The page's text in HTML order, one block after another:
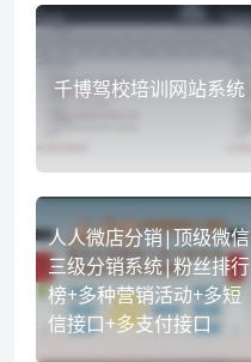
千博驾校培训网站系统
人人微店分销|顶级微信
三级分销系统|粉丝排行
榜+多种营销活动+多短
信接口+多支付接口